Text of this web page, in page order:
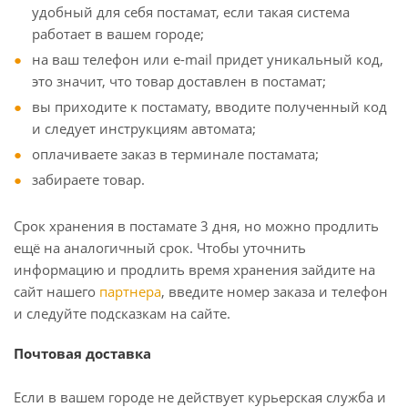
удобный для себя постамат, если такая система
работает в вашем городе;
на ваш телефон или e-mail придет уникальный код,
это значит, что товар доставлен в постамат;
вы приходите к постамату, вводите полученный код
и следует инструкциям автомата;
оплачиваете заказ в терминале постамата;
забираете товар.
Срок хранения в постамате 3 дня, но можно продлить
ещё на аналогичный срок. Чтобы уточнить
информацию и продлить время хранения зайдите на
сайт нашего партнера, введите номер заказа и телефон
и следуйте подсказкам на сайте.
Почтовая доставка
Если в вашем городе не действует курьерская служба и